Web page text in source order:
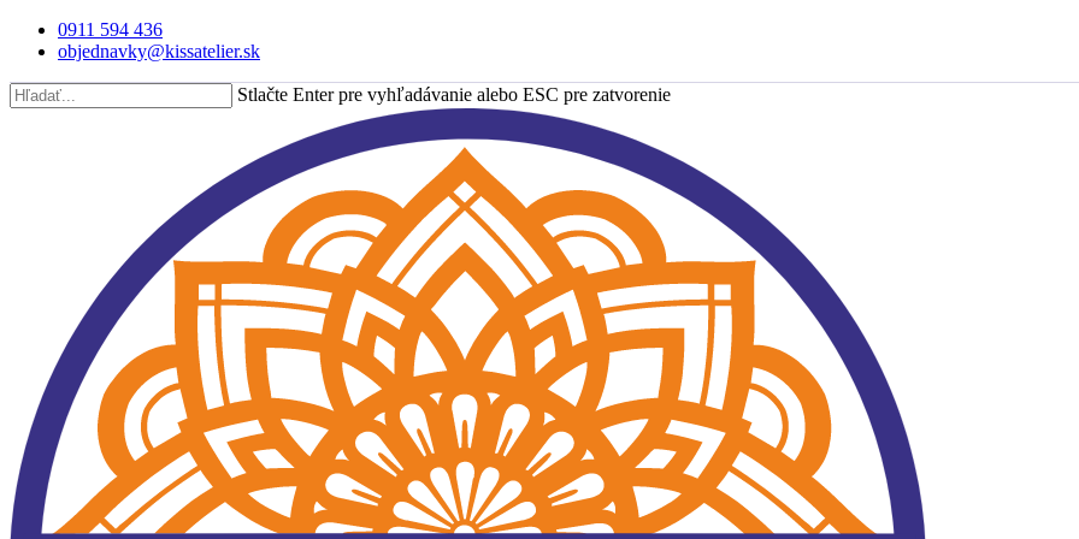
Skip
content
0911 594 436
objednavky@kissatelier.sk
Stlačte Enter pre vyhľadávanie alebo ESC pre zatvorenie